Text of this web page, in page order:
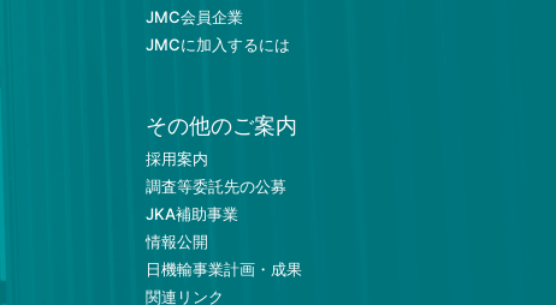
2019年１０月号
JMC会員企業
JMCに加入するには
その他のご案内
採用案内
調査等委託先の公募
JKA補助事業
情報公開
日機輸事業計画・成果
関連リンク